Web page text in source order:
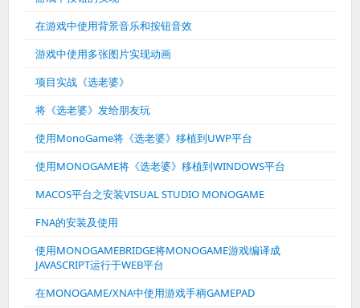
在游戏中使用背景音乐和按钮音效
游戏中使用多张图片实现动画
项目实战《选老婆》
将《选老婆》发给朋友玩
使用MonoGame将《选老婆》移植到UWP平台
使用MONOGAME将《选老婆》移植到WINDOWS平台
MACOS平台之安装VISUAL STUDIO MONOGAME
FNA的安装及使用
使用MONOGAMEBRIDGE将MONOGAME游戏编译成
JAVASCRIPT运行于WEB平台
在MONOGAME/XNA中使用游戏手柄GAMEPAD